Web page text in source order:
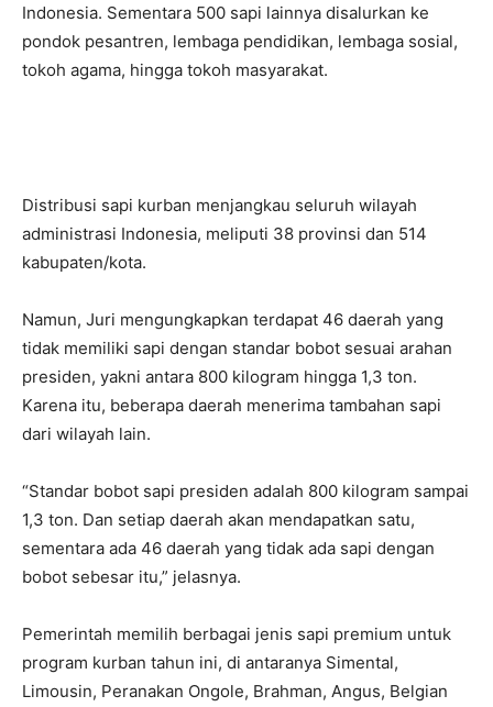
Indonesia. Sementara 500 sapi lainnya disalurkan ke
pondok pesantren, lembaga pendidikan, lembaga sosial,
tokoh agama, hingga tokoh masyarakat.
Distribusi sapi kurban menjangkau seluruh wilayah
administrasi Indonesia, meliputi 38 provinsi dan 514
kabupaten/kota.
Namun, Juri mengungkapkan terdapat 46 daerah yang
tidak memiliki sapi dengan standar bobot sesuai arahan
presiden, yakni antara 800 kilogram hingga 1,3 ton.
Karena itu, beberapa daerah menerima tambahan sapi
dari wilayah lain.
“Standar bobot sapi presiden adalah 800 kilogram sampai
1,3 ton. Dan setiap daerah akan mendapatkan satu,
sementara ada 46 daerah yang tidak ada sapi dengan
bobot sebesar itu,” jelasnya.
Pemerintah memilih berbagai jenis sapi premium untuk
program kurban tahun ini, di antaranya Simental,
Limousin, Peranakan Ongole, Brahman, Angus, Belgian